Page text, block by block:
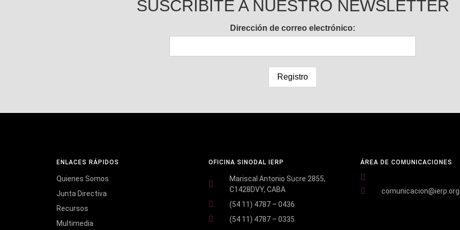
SUSCRIBITE A NUESTRO NEWSLETTER
Dirección de correo electrónico:
ENLACES RÁPIDOS
Quienes Somos
Junta Directiva
Recursos
Multimedia
OFICINA SINODAL IERP
Mariscal Antonio Sucre 2855,
C1428DVY, CABA
(54 11) 4787 – 0436
(54 11) 4787 – 0335
ÁREA DE COMUNICACIONES